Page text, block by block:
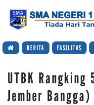
BERITA FASILITAS
UTBK Rangking
Jember Bangga)